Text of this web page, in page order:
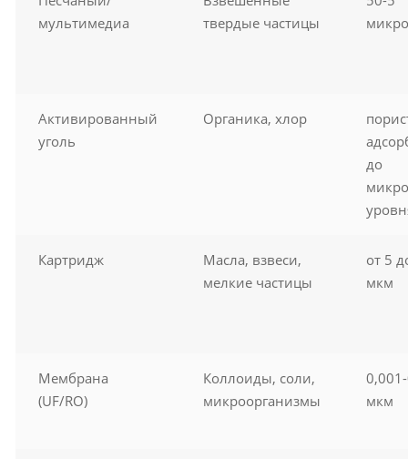
мультимедиа
твердые частицы
Активированный
уголь
Органика, хлор
до
Картридж
Масла, взвеси,
мелкие частицы
от 5
мкм
Мембрана
(UF/RO)
Коллоиды, соли,
микроорганизмы
мкм